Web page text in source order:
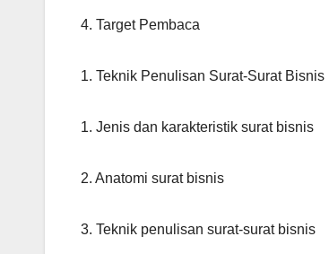
4. Target Pembaca
1. Teknik Penulisan Surat-Surat Bisnis
1. Jenis dan karakteristik surat bisnis
2. Anatomi surat bisnis
3. Teknik penulisan surat-surat bisnis